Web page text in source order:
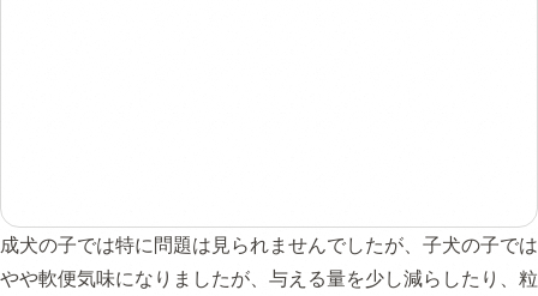
成犬の子では特に問題は見られませんでしたが、子犬の子では
やや軟便気味になりましたが、与える量を少し減らしたり、粒